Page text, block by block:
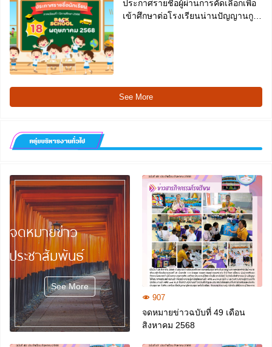
ประกาศรายชื่อผู้ผ่านการคัดเลือกเพื่อ
เข้าศึกษาต่อโรงเรียนน่านปัญญานกูล
See More
จดหมายข่าว
ประชาสัมพันธ์
See More
907
จดหมายข่าวฉบับที่ 49 เดือน
สิงหาคม 2568